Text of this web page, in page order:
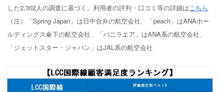
した2,302人の調査に基づく。利用者の評判・口コミ等の詳細はこちら
（注）「Spring Japan」は日中合弁の航空会社、「peach」はANAホー
ルディングス傘下の航空会社、「バニラエア」はANA系の航空会社、
「ジェットスター・ジャパン」はJAL系の航空会社